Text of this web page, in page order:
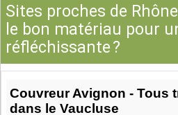
Sites proches de
le bon matériau pour
réfléchissante ?
Couvreur Avignon - Tous
dans le Vaucluse